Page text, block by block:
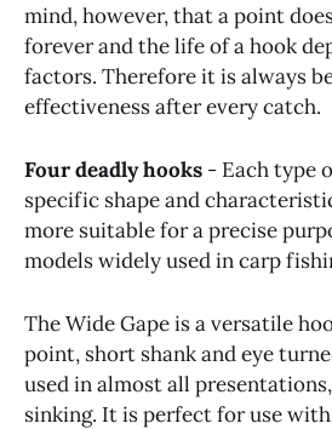
mind, however, that a point
forever and the life of a hook
factors. Therefore it is always
effectiveness after every catch.
Four deadly hooks - Each type
specific shape and
more suitable for a precise
models widely used in carp
The Wide Gape is a versatile
point, short shank and eye
used in almost all
sinking. It is perfect for use